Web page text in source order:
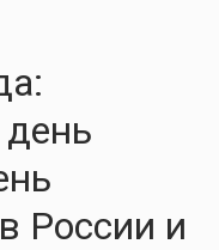
России и